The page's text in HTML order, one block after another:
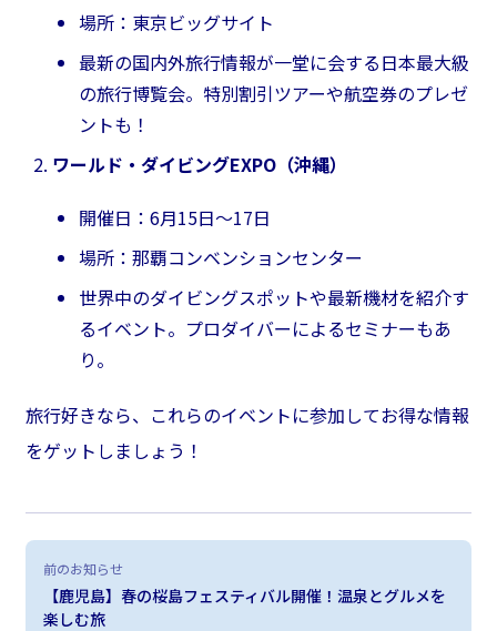
場所：東京ビッグサイト
最新の国内外旅行情報が一堂に会する日本最大級
の旅行博覧会。特別割引ツアーや航空券のプレゼ
ントも！
ワールド・ダイビングEXPO（沖縄）
開催日：6月15日～17日
場所：那覇コンベンションセンター
世界中のダイビングスポットや最新機材を紹介す
るイベント。プロダイバーによるセミナーもあ
り。
旅行好きなら、これらのイベントに参加してお得な情報
をゲットしましょう！
前のお知らせ
【鹿児島】春の桜島フェスティバル開催！温泉とグルメを
楽しむ旅